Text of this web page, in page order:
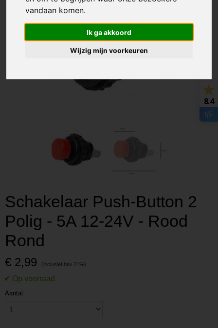
vandaan komen.
Ik ga akkoord
Wijzig mijn voorkeuren
Schakelaar Push-Button 2
Polig - 5A 12-24V - Rood
Rond
€ 2,99
Aantal
8.4